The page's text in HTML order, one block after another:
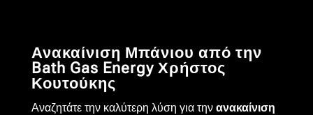
Ανακαίνιση Μπάνιου από την
Bath Gas Energy Χρήστος
Κουτούκης
Αναζητάτε την καλύτερη λύση για την ανακαίνιση